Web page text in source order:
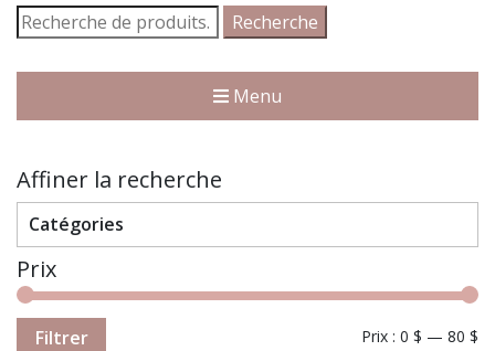
Recherche
pour :
Recherche
Menu
Affiner la recherche
Catégories
Prix
Filtrer Prix : 0 $ — 80 $